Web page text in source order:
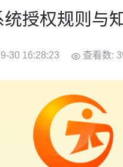
授权规则与
30 16:28:23 查看数: